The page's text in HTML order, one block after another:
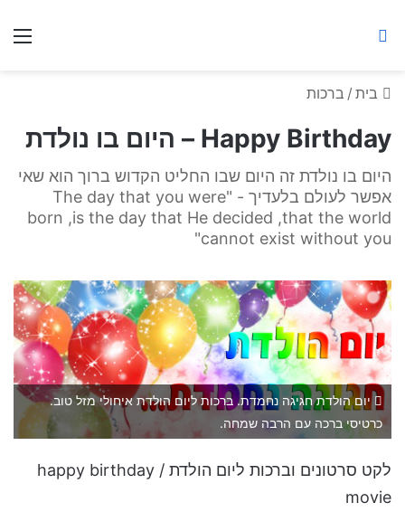
בית / ברכות
Happy Birthday – היום בו נולדת
היום בו נולדת זה היום שבו החליט הקדוש ברוך הוא שאי
אפשר לעולם בלעדיך - "The day that you were
born ,is the day that He decided ,that the world
cannot exist without you"
יום הולדת חגיגה נחמדת. ברכות ליום הולדת איחולי מזל טוב.
כרטיסי ברכה עם הרבה שמחה.
לקט סרטונים וברכות ליום הולדת / happy birthday
movie